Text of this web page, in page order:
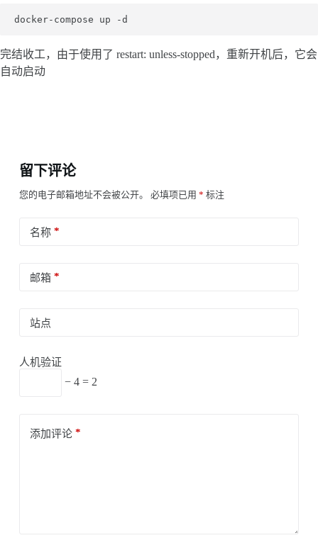
完结收工，由于使用了 restart: unless-stopped，重新开机后，它会
自动启动
留下评论
您的电子邮箱地址不会被公开。 必填项已用 * 标注
名称*
邮箱*
站点
人机验证
− 4 = 2
添加评论*